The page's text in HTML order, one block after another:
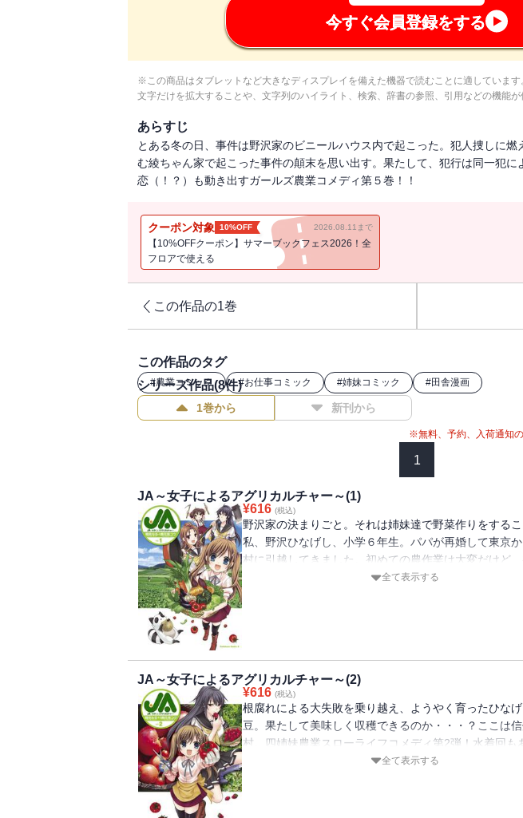
今すぐ会員登録をする
※この商品はタブレットなど大きなディスプレイを備えた機器で読むことに適しています
文字だけを拡大することや、文字列のハイライト、検索、辞書の参照、引用などの機能が
あらすじ
とある冬の日、事件は野沢家のビニールハウス内で起こった。犯人捜しに
む綾ちゃん家で起こった事件の顛末を思い出す。果たして、犯行は同一犯
恋（！？）も動き出すガールズ農業コメディ第５巻！！
クーポン対象 10%OFF 2026.08.11まで
【10%OFFクーポン】サマーブックフェス2026！全
フロアで使える
この作品の1巻
この作品のタグ
#農業コミック #お仕事コミック #姉妹コミック #田舎漫画
シリーズ作品(8件)
1巻から 新刊から
※無料、予約、入荷通知
1
JA～女子によるアグリカルチャー～(1)
¥616 (税込)
野沢家の決まりごと。それは姉妹達で野菜作りをするこ
私、野沢ひなげし、小学６年生。パパが再婚して東京
村に引越してきました。初めての農作業は大変だけど
姉妹達と一緒に頑張ります☆全て表示する
JA～女子によるアグリカルチャー～(2)
¥616 (税込)
根腐れによる大失敗を乗り越え、ようやく育ったひな
豆。果たして美味しく収穫できるのか・・・？ここは
村。四姉妹農業スローライフコメディ第2弾！水着回も
全て表示する